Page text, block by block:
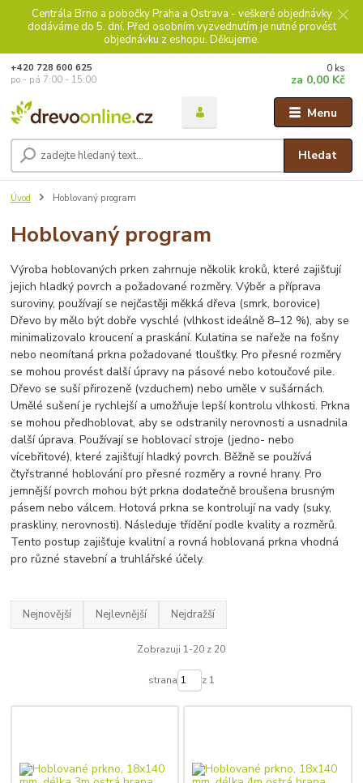
Centrála Brno a pobočky Praha a Ostrava - veškeré objednávky
dodáváme do 5. dní. Před osobním vyzvednutím je nutné provést
objednávku z eshopu. Děkujeme.
Menu
Hledat
+420 728 600 625
po - pá 7:00 - 15:00
0 ks
za 0,00 Kč
Úvod Hoblovaný program
Hoblovaný program
Výroba hoblovaných prken zahrnuje několik kroků, které zajišťují
jejich hladký povrch a požadované rozměry. Výběr a příprava
suroviny, používají se nejčastěji měkká dřeva (smrk, borovice)
Dřevo by mělo být dobře vyschlé (vlhkost ideálně 8–12 %), aby se
minimalizovalo kroucení a praskání. Kulatina se nařeže na fošny
nebo neomítaná prkna požadované tloušťky. Pro přesné rozměry
se mohou provést další úpravy na pásové nebo kotoučové pile.
Dřevo se suší přirozeně (vzduchem) nebo uměle v sušárnách.
Umělé sušení je rychlejší a umožňuje lepší kontrolu vlhkosti. Prkna
se mohou předhoblovat, aby se odstranily nerovnosti a usnadnila
další úprava. Používají se hoblovací stroje (jedno- nebo
vícebřitové), které zajišťují hladký povrch. Běžně se používá
čtyřstranné hoblování pro přesné rozměry a rovné hrany. Pro
jemnější povrch mohou být prkna dodatečně broušena brusným
pásem nebo válcem. Hotová prkna se kontrolují na vady (suky,
praskliny, nerovnosti). Následuje třídění podle kvality a rozměrů.
Tento postup zajišťuje kvalitní a rovná hoblovaná prkna vhodná
pro různé stavební a truhlářské účely.
Nejnovější Nejlevnější Nejdražší
Zobrazuji 1-20 z 20
strana z 1